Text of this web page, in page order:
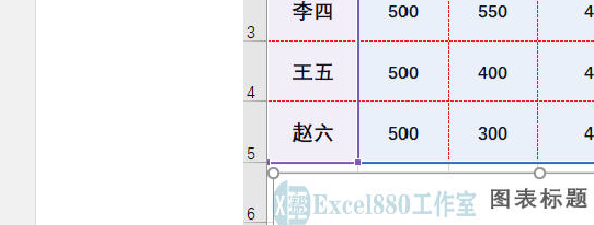
Excel VBA超级拼音输入提示组件V3.2 兼容单元格+控件+窗体 郑广学 VBA 拼音输入提示